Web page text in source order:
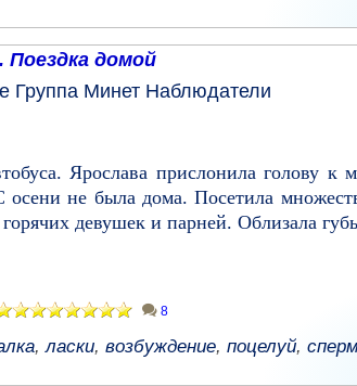
домой
Группа Минет Наблюдатели
Ярослава прислонила голову
осени не была дома. Посетила
девушек и парней. Облизала
8
,ласки, возбуждение, поцелуй,